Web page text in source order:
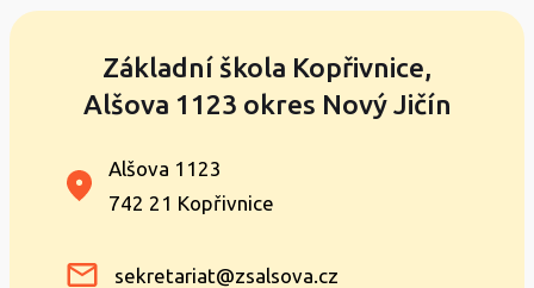
Základní škola Kopřivnice,
Alšova 1123 okres Nový Jičín
Alšova 1123
742 21 Kopřivnice
sekretariat@zsalsova.cz